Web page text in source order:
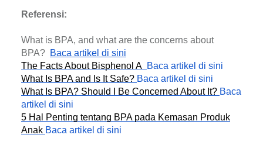
Referensi:
What is BPA, and what are the concerns about
BPA? Baca artikel di sini
The Facts About Bisphenol A Baca artikel di sini
What Is BPA and Is It Safe? Baca artikel di sini
What Is BPA? Should I Be Concerned About It? Baca
artikel di sini
5 Hal Penting tentang BPA pada Kemasan Produk
Anak Baca artikel di sini